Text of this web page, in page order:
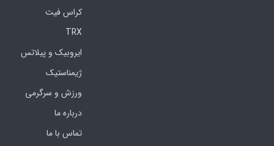
کراس فیت
TRX
ایروبیک و پیلاتس
ژیمناستیک
ورزش و سرگرمی
درباره ما
تماس با ما